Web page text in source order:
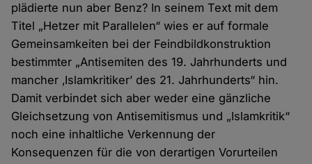
plädierte nun aber Benz? In seinem Text mit dem
Titel „Hetzer mit Parallelen“ wies er auf formale
Gemeinsamkeiten bei der Feindbildkonstruktion
bestimmter „Antisemiten des 19. Jahrhunderts und
mancher ‚Islamkritiker’ des 21. Jahrhunderts“ hin.
Damit verbindet sich aber weder eine gänzliche
Gleichsetzung von Antisemitismus und „Islamkritik“
noch eine inhaltliche Verkennung der
Konsequenzen für die von derartigen Vorurteilen